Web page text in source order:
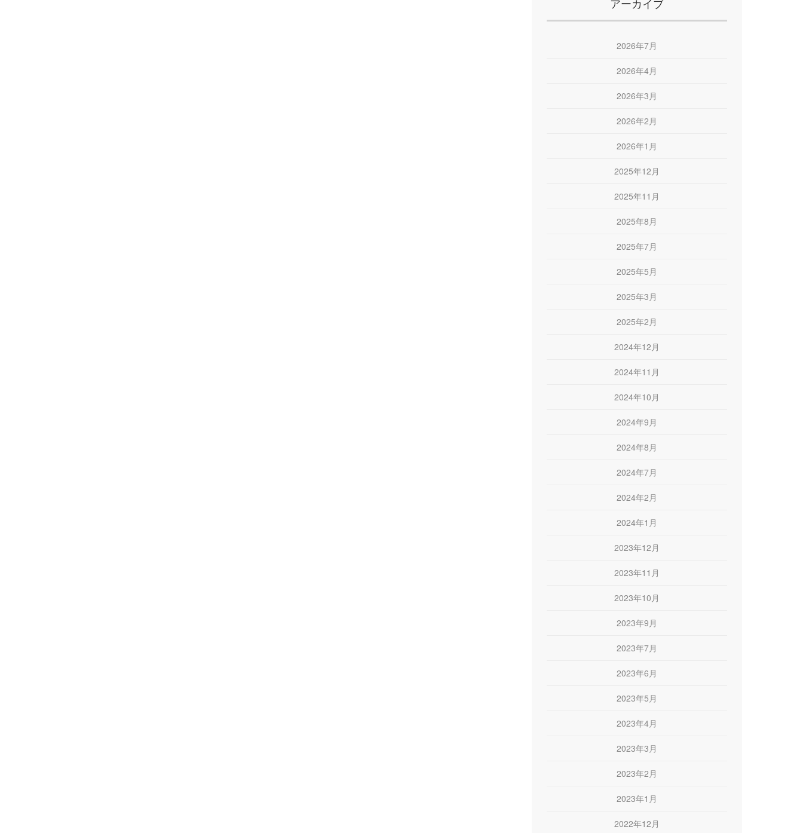
2026年7月
2026年4月
2026年3月
2026年2月
2026年1月
2025年12月
2025年11月
2025年8月
2025年7月
2025年5月
2025年3月
2025年2月
2024年12月
2024年11月
2024年10月
2024年9月
2024年8月
2024年7月
2024年2月
2024年1月
2023年12月
2023年11月
2023年10月
2023年9月
2023年7月
2023年6月
2023年5月
2023年4月
2023年3月
2023年2月
2023年1月
2022年12月